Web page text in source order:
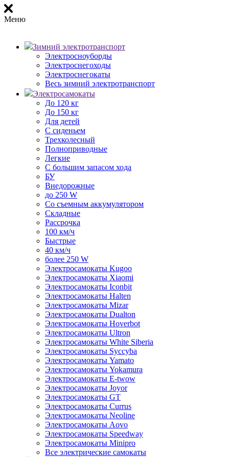
Меню
Зимний электротранспорт
Электросноуборды
Электроснегоходы
Электроснегокаты
Весь зимний электротранспорт
Электросамокаты
До 120 кг
До 150 кг
Для детей
С сиденьем
Трехколесный
Полноприводные
Легкие
С большим запасом хода
БУ
Внедорожные
до 250 W
Со съемным аккумулятором
Складные
Рассрочка
100 км/ч
Быстрые
40 км/ч
более 250 W
Электросамокаты Kugoo
Электросамокаты Xiaomi
Электросамокаты Iconbit
Электросамокаты Halten
Электросамокаты Mizar
Электросамокаты Dualton
Электросамокаты Hoverbot
Электросамокаты Ultron
Электросамокаты White Siberia
Электросамокаты Syccyba
Электросамокаты Yamato
Электросамокаты Yokamura
Электросамокаты E-twow
Электросамокаты Joyor
Электросамокаты GT
Электросамокаты Currus
Электросамокаты Neoline
Электросамокаты Aovo
Электросамокаты Speedway
Электросамокаты Minipro
Все электрические самокаты